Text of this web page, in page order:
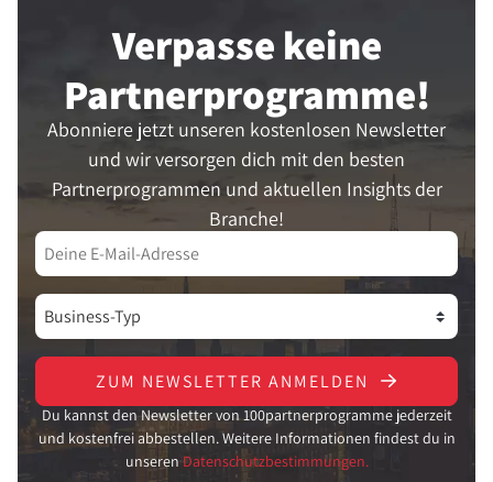
Verpasse keine
Partner­programme!
Abonniere jetzt unseren kostenlosen Newsletter
und wir versorgen dich mit den besten
Partnerprogrammen und aktuellen Insights der
Branche!
ZUM NEWSLETTER ANMELDEN
Du kannst den Newsletter von 100partnerprogramme jederzeit
und kostenfrei abbestellen. Weitere Informationen findest du in
unseren Datenschutzbestimmungen.